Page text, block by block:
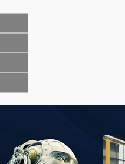
la terre de nos ancêtres,
nous l'empruntons à nos
enfants"